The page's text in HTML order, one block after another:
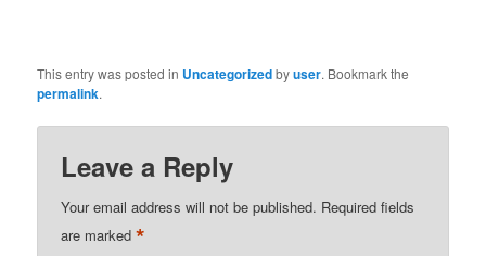
This entry was posted in Uncategorizedbyuser. Bookmark the
permalink.
Leave a Reply
Your email address will not be published. Required fields
are marked*